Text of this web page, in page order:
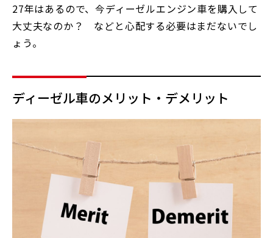
27年はあるので、今ディーゼルエンジン車を購入して
大丈夫なのか？ などと心配する必要はまだないでし
ょう。
ディーゼル車のメリット・デメリット